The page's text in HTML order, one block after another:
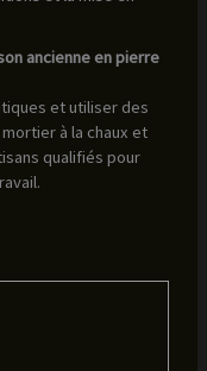
ancienne en pierre
et utiliser des
à la chaux et
qualifiés pour